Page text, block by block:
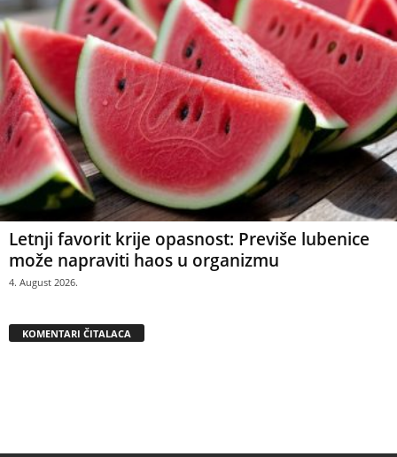
Letnji favorit krije opasnost: Previše lubenice
može napraviti haos u organizmu
4. August 2026.
KOMENTARI ČITALACA